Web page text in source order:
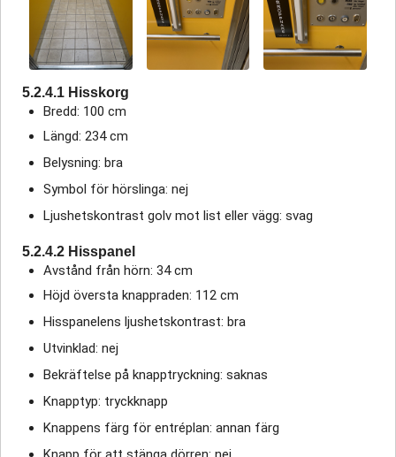
5.2.4.1 Hisskorg
Bredd: 100 cm
Längd: 234 cm
Belysning: bra
Symbol för hörslinga: nej
Ljushetskontrast golv mot list eller vägg: svag
5.2.4.2 Hisspanel
Avstånd från hörn: 34 cm
Höjd översta knappraden: 112 cm
Hisspanelens ljushetskontrast: bra
Utvinklad: nej
Bekräftelse på knapptryckning: saknas
Knapptyp: tryckknapp
Knappens färg för entréplan: annan färg